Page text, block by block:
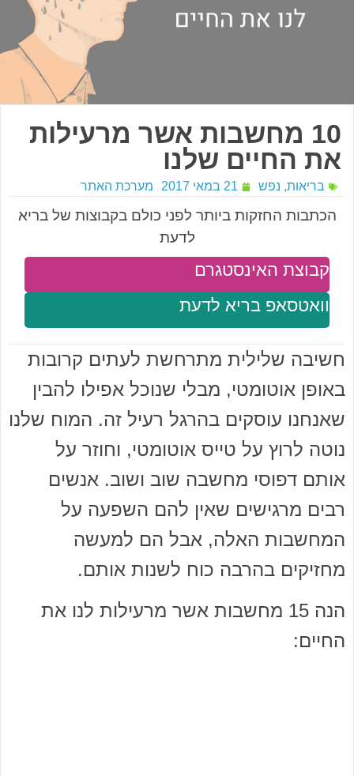
10 מחשבות אשר מרעילות
את החיים שלנו
בריאות, נפש 21 במאי 2017 מערכת האתר
הכתבות החזקות ביותר לפני כולם בקבוצות של בריא
לדעת
וואטסאפ בריא לדעת
קבוצת האינסטגרם
חשיבה שלילית מתרחשת לעתים קרובות
באופן אוטומטי, מבלי שנוכל אפילו להבין
שאנחנו עוסקים בהרגל רעיל זה. המוח שלנו
נוטה לרוץ על טייס אוטומטי, וחוזר על
אותם דפוסי מחשבה שוב ושוב. אנשים
רבים מרגישים שאין להם השפעה על
המחשבות האלה, אבל הם למעשה
מחזיקים בהרבה כוח לשנות אותם.
הנה 15 מחשבות אשר מרעילות לנו את
החיים: